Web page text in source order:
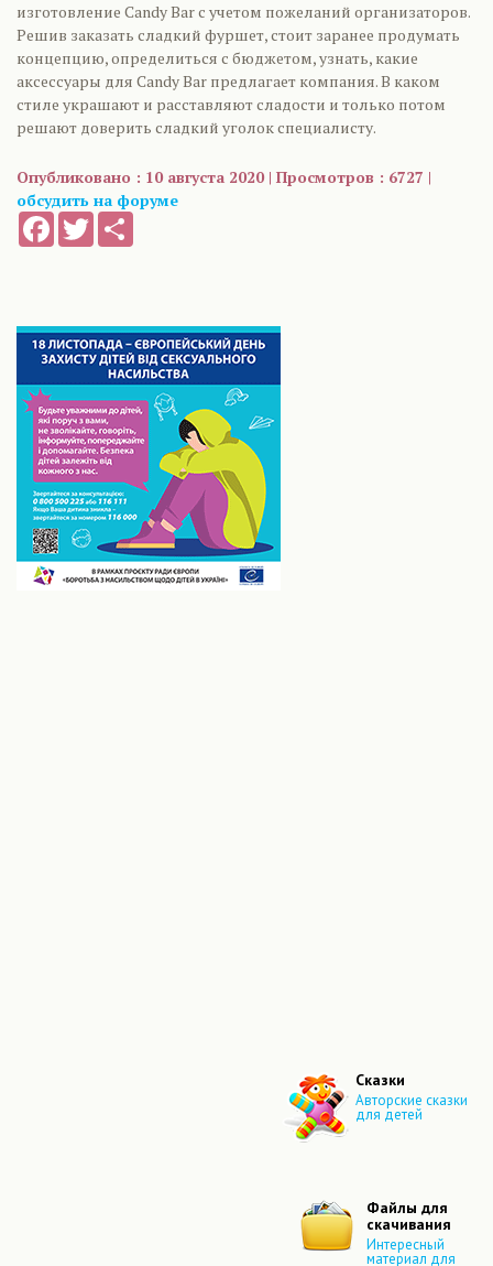
изготовление Candy Bar с учетом пожеланий организаторов.
Решив заказать сладкий фуршет, стоит заранее продумать
концепцию, определиться с бюджетом, узнать, какие
аксессуары для Candy Bar предлагает компания. В каком
стиле украшают и расставляют сладости и только потом
решают доверить сладкий уголок специалисту.
Опубликовано : 10 августа 2020 | Просмотров : 6727 |
обсудить на форуме
FacebookTwitter
Сказки
Авторские сказки
для детей
Файлы для
скачивания
Интересный
материал для